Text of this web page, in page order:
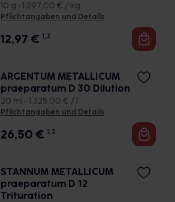
10 g • 1.297,00 € / kg
Pflichtangaben und Details
12,97 € 1, 3
ARGENTUM METALLICUM
praeparatum D 30 Dilution
20 ml • 1.325,00 € / l
Pflichtangaben und Details
26,50 € 1, 3
STANNUM METALLICUM
praeparatum D 12
Trituration